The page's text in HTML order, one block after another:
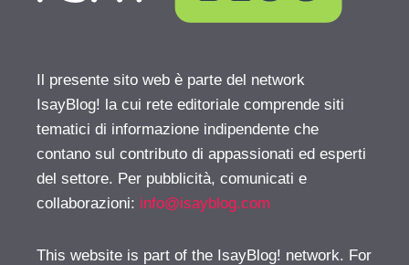
Il presente sito web è parte del network
IsayBlog! la cui rete editoriale comprende siti
tematici di informazione indipendente che
contano sul contributo di appassionati ed esperti
del settore. Per pubblicità, comunicati e
collaborazioni: info@isayblog.com
This website is part of the IsayBlog! network. For